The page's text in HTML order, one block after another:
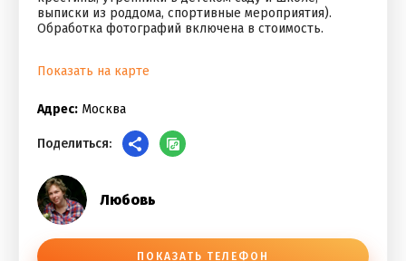
выписки из роддома, спортивные мероприятия).
Обработка фотографий включена в стоимость.
Показать на карте
Адрес: Москва
Поделиться:
Любовь
ПОКАЗАТЬ ТЕЛЕФОН